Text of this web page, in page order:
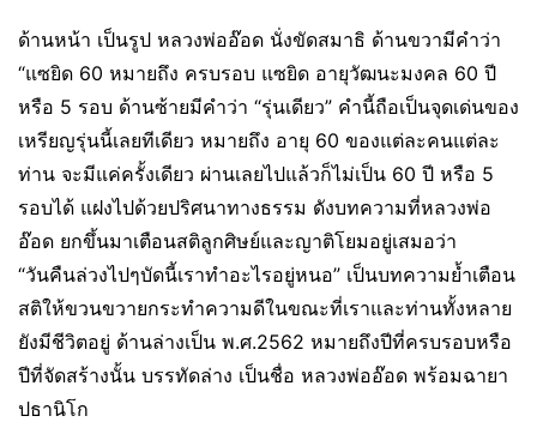
ด้านหน้า เป็นรูป หลวงพ่ออ๊อด นั่งขัดสมาธิ ด้านขวามีคำว่า
“แซยิด 60 หมายถึง ครบรอบ แซยิด อายุวัฒนะมงคล 60 ปี
หรือ 5 รอบ ด้านซ้ายมีคำว่า “รุ่นเดียว” คำนี้ถือเป็นจุดเด่นของ
เหรียญรุ่นนี้เลยทีเดียว หมายถึง อายุ 60 ของแต่ละคนแต่ละ
ท่าน จะมีแค่ครั้งเดียว ผ่านเลยไปแล้วก็ไม่เป็น 60 ปี หรือ 5
รอบได้ แฝงไปด้วยปริศนาทางธรรม ดังบทความที่หลวงพ่อ
อ๊อด ยกขึ้นมาเตือนสติลูกศิษย์และญาติโยมอยู่เสมอว่า
“วันคืนล่วงไปๆบัดนี้เราทำอะไรอยู่หนอ” เป็นบทความย้ำเตือน
สติให้ขวนขวายกระทำความดีในขณะที่เราและท่านทั้งหลาย
ยังมีชีวิตอยู่ ด้านล่างเป็น พ.ศ.2562 หมายถึงปีที่ครบรอบหรือ
ปีที่จัดสร้างนั้น บรรทัดล่าง เป็นชื่อ หลวงพ่ออ๊อด พร้อมฉายา
ปธานิโก